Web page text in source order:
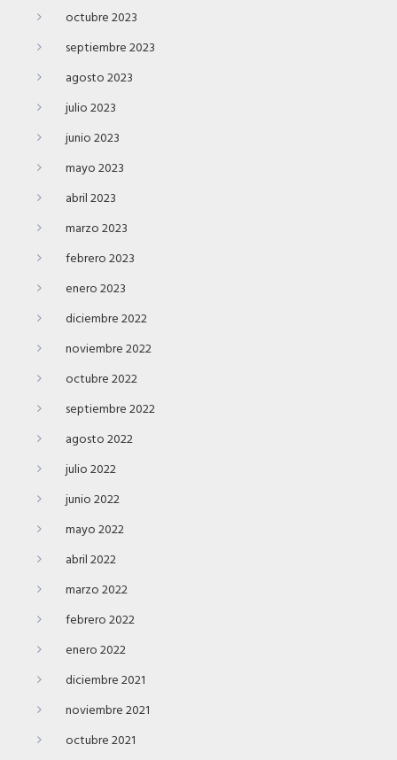
octubre 2023
septiembre 2023
agosto 2023
julio 2023
junio 2023
mayo 2023
abril 2023
marzo 2023
febrero 2023
enero 2023
diciembre 2022
noviembre 2022
octubre 2022
septiembre 2022
agosto 2022
julio 2022
junio 2022
mayo 2022
abril 2022
marzo 2022
febrero 2022
enero 2022
diciembre 2021
noviembre 2021
octubre 2021